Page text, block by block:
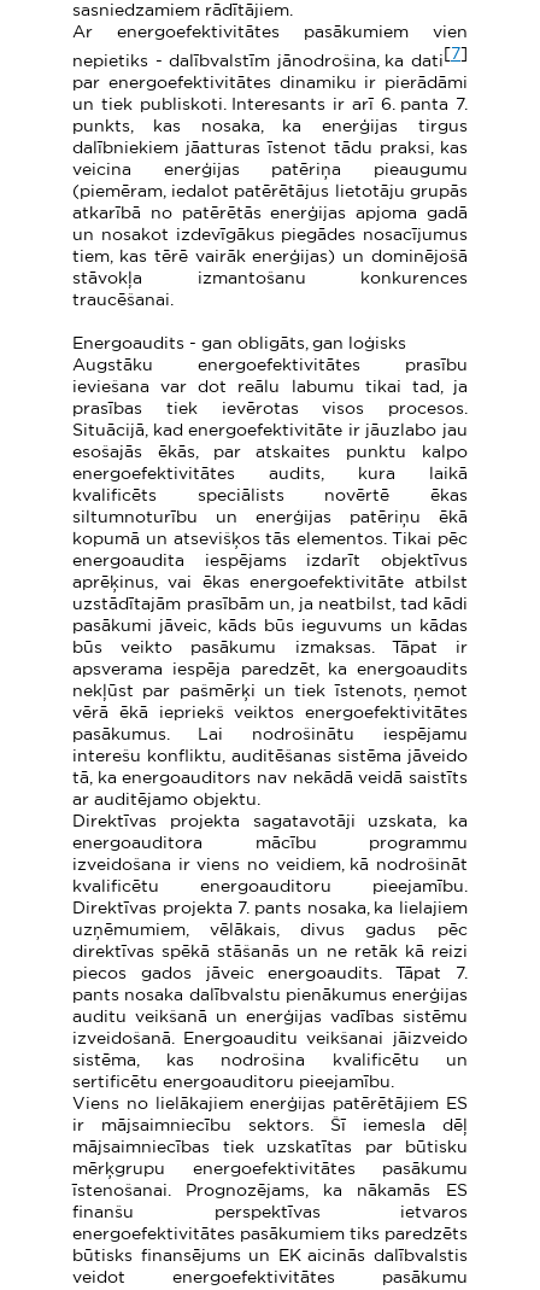
sasniedzamiem rādītājiem.
Ar energoefektivitātes pasākumiem vien
nepietiks - dalībvalstīm jānodrošina, ka dati
7
par energoefektivitātes dinamiku ir pierādāmi
un tiek publiskoti. Interesants ir arī 6. panta 7.
punkts, kas nosaka, ka enerģijas tirgus
dalībniekiem jāatturas īstenot tādu praksi, kas
veicina enerģijas patēriņa pieaugumu
(piemēram, iedalot patērētājus lietotāju grupās
atkarībā no patērētās enerģijas apjoma gadā
un nosakot izdevīgākus piegādes nosacījumus
tiem, kas tērē vairāk enerģijas) un dominējošā
stāvokļa izmantošanu konkurences
traucēšanai.
Energoaudits - gan obligāts, gan loģisks
Augstāku energoefektivitātes prasību
ieviešana var dot reālu labumu tikai tad, ja
prasības tiek ievērotas visos procesos.
Situācijā, kad energoefektivitāte ir jāuzlabo jau
esošajās ēkās, par atskaites punktu kalpo
energoefektivitātes audits, kura laikā
kvalificēts speciālists novērtē ēkas
siltumnoturību un enerģijas patēriņu ēkā
kopumā un atsevišķos tās elementos. Tikai pēc
energoaudita iespējams izdarīt objektīvus
aprēķinus, vai ēkas energoefektivitāte atbilst
uzstādītajām prasībām un, ja neatbilst, tad kādi
pasākumi jāveic, kāds būs ieguvums un kādas
būs veikto pasākumu izmaksas. Tāpat ir
apsverama iespēja paredzēt, ka energoaudits
nekļūst par pašmērķi un tiek īstenots, ņemot
vērā ēkā iepriekš veiktos energoefektivitātes
pasākumus. Lai nodrošinātu iespējamu
interešu konfliktu, auditēšanas sistēma jāveido
tā, ka energoauditors nav nekādā veidā saistīts
ar auditējamo objektu.
Direktīvas projekta sagatavotāji uzskata, ka
energoauditora mācību programmu
izveidošana ir viens no veidiem, kā nodrošināt
kvalificētu energoauditoru pieejamību.
Direktīvas projekta 7. pants nosaka, ka lielajiem
uzņēmumiem, vēlākais, divus gadus pēc
direktīvas spēkā stāšanās un ne retāk kā reizi
piecos gados jāveic energoaudits. Tāpat 7.
pants nosaka dalībvalstu pienākumus enerģijas
auditu veikšanā un enerģijas vadības sistēmu
izveidošanā. Energoauditu veikšanai jāizveido
sistēma, kas nodrošina kvalificētu un
sertificētu energoauditoru pieejamību.
Viens no lielākajiem enerģijas patērētājiem ES
ir mājsaimniecību sektors. Šī iemesla dēļ
mājsaimniecības tiek uzskatītas par būtisku
mērķgrupu energoefektivitātes pasākumu
īstenošanai. Prognozējams, ka nākamās ES
finanšu perspektīvas ietvaros
energoefektivitātes pasākumiem tiks paredzēts
būtisks finansējums un EK aicinās dalībvalstis
veidot energoefektivitātes pasākumu